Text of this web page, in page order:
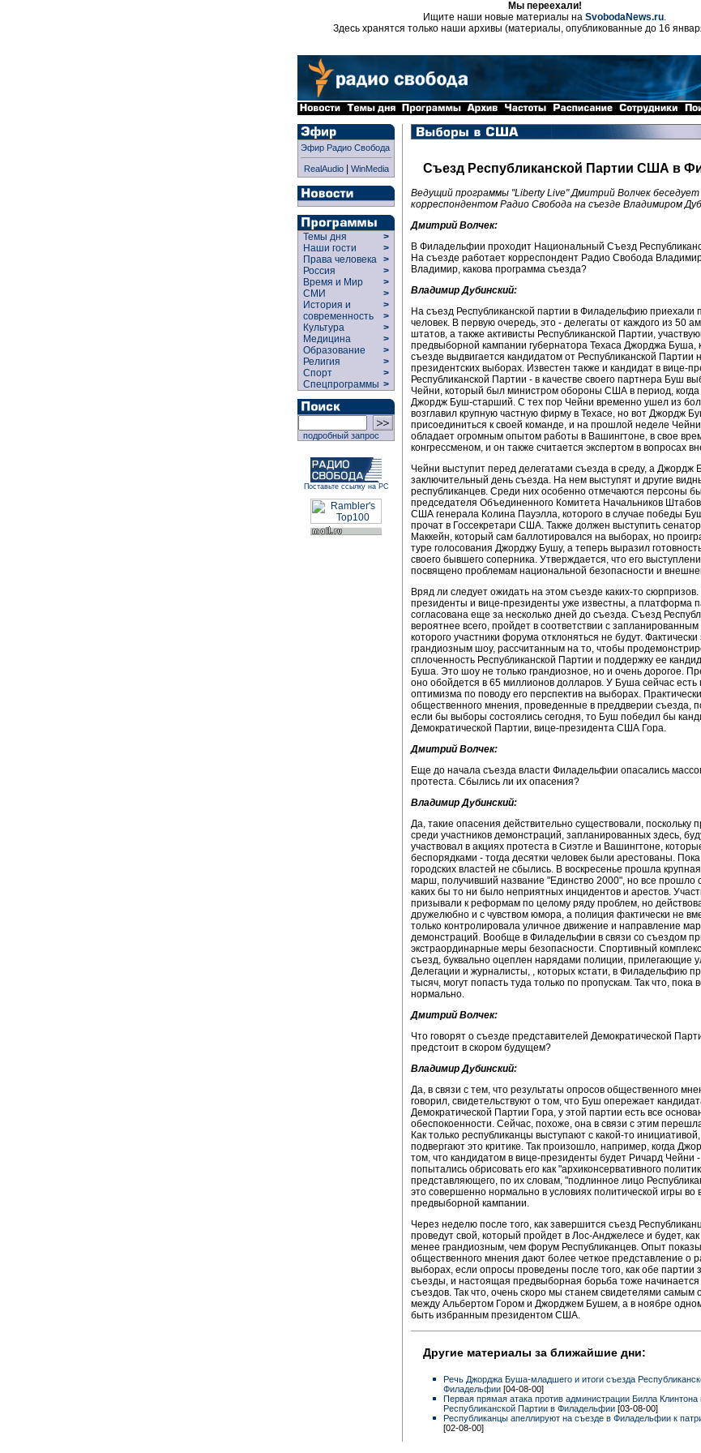
Мы переехали!
Ищите наши новые материалы на SvobodaNews.ru.
Здесь хранятся только наши архивы (материалы, опубликованные до 16
Эфир Радио Свобода
RealAudio| WinMedia
Темы дня
>
Наши гости
>
Права человека >
Россия
>
Время и Мир
>
СМИ
>
История и
современность
>
>
Культура
>
Медицина
>
Образование
>
Религия
>
Спорт
>
Спецпрограммы >
подробный запрос
Поставьте ссылку на РС
Съезд Республиканской Партии США в
Ведущий программы "Liberty Live" Дмитрий Волчек беседует
корреспондентом Радио Свобода на съезде Владимиром
Дмитрий Волчек:
В Филадельфии проходит Национальный Съезд
На съезде работает корреспондент Радио Свобода Владимир
Владимир, какова программа съезда?
Владимир Дубинский:
На съезд Республиканской партии в Филадельфию приехали
человек. В первую очередь, это - делегаты от каждого из 50
штатов, а также активисты Республиканской Партии,
предвыборной кампании губернатора Техаса Джорджа Буша,
съезде выдвигается кандидатом от Республиканской Партии
президентских выборах. Известен также и кандидат в вице-
Республиканской Партии - в качестве своего партнера Буш
Чейни, который был министром обороны США в период,
Джордж Буш-старший. С тех пор Чейни временно ушел из
возглавил крупную частную фирму в Техасе, но вот Джордж
присоединиться к своей команде, и на прошлой неделе
обладает огромным опытом работы в Вашингтоне, в свое
конгрессменом, и он также считается экспертом в вопросах
Чейни выступит перед делегатами съезда в среду, а Джордж
заключительный день съезда. На нем выступят и другие
республиканцев. Среди них особенно отмечаются персоны
председателя Объединенного Комитета Начальников
США генерала Колина Пауэлла, которого в случае победы
прочат в Госсекретари США. Также должен выступить
Маккейн, который сам баллотировался на выборах, но
туре голосования Джорджу Бушу, а теперь выразил
своего бывшего соперника. Утверждается, что его
посвящено проблемам национальной безопасности и
Вряд ли следует ожидать на этом съезде каких-то
президенты и вице-президенты уже известны, а платформа
согласована еще за несколько дней до съезда. Съезд
вероятнее всего, пройдет в соответствии с
которого участники форума отклоняться не будут.
грандиозным шоу, рассчитанным на то, чтобы
сплоченность Республиканской Партии и поддержку ее
Буша. Это шоу не только грандиозное, но и очень дорогое.
оно обойдется в 65 миллионов долларов. У Буша сейчас есть
оптимизма по поводу его перспектив на выборах.
общественного мнения, проведенные в преддверии съезда,
если бы выборы состоялись сегодня, то Буш победил бы
Демократической Партии, вице-президента США Гора.
Дмитрий Волчек:
Еще до начала съезда власти Филадельфии опасались
протеста. Сбылись ли их опасения?
Владимир Дубинский:
Да, такие опасения действительно существовали, поскольку
среди участников демонстраций, запланированных здесь,
участвовал в акциях протеста в Сиэтле и Вашингтоне,
беспорядками - тогда десятки человек были арестованы.
городских властей не сбылись. В воскресенье прошла
марш, получивший название "Единство 2000", но все прошло
каких бы то ни было неприятных инцидентов и арестов.
призывали к реформам по целому ряду проблем, но
дружелюбно и с чувством юмора, а полиция фактически не
только контролировала уличное движение и направление
демонстраций. Вообще в Филадельфии в связи со съездом
экстраординарные меры безопасности. Спортивный
съезд, буквально оцеплен нарядами полиции, прилегающие
Делегации и журналисты, , которых кстати, в Филадельфию
тысяч, могут попасть туда только по пропускам. Так что, пока
нормально.
Дмитрий Волчек:
Что говорят о съезде представителей Демократической
предстоит в скором будущем?
Владимир Дубинский:
Да, в связи с тем, что результаты опросов общественного
говорил, свидетельствуют о том, что Буш опережает
Демократической Партии Гора, у этой партии есть все
обеспокоенности. Сейчас, похоже, она в связи с этим
Как только республиканцы выступают с какой-то
подвергают это критике. Так произошло, например, когда
том, что кандидатом в вице-президенты будет Ричард Чейни
попытались обрисовать его как "архиконсервативного
представляющего, по их словам, "подлинное лицо
это совершенно нормально в условиях политической игры во
предвыборной кампании.
Через неделю после того, как завершится съезд
проведут свой, который пройдет в Лос-Анджелесе и будет,
менее грандиозным, чем форум Республиканцев. Опыт
общественного мнения дают более четкое представление о
выборах, если опросы проведены после того, как обе партии
съезды, и настоящая предвыборная борьба тоже
съездов. Так что, очень скоро мы станем свидетелями самым
между Альбертом Гором и Джорджем Бушем, а в ноябре
быть избранным президентом США.
Другие материалы за ближайшие дни:
Речь Джорджа Буша-младшего и итоги съезда
Филадельфии [04-08-00]
Первая прямая атака против администрации Билла Клинтона
Республиканской Партии в Филадельфии [03-08-00]
Республиканцы апеллируют на съезде в Филадельфии к
[02-08-00]